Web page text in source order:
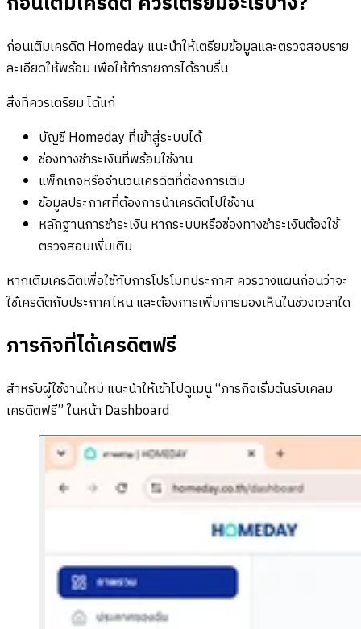
ก่อนเติมเครดิต Homeday แนะนำให้เตรียมข้อมูลและตรวจสอบราย
ละเอียดให้พร้อม เพื่อให้ทำรายการได้ราบรื่น
สิ่งที่ควรเตรียม ได้แก่
บัญชี Homeday ที่เข้าสู่ระบบได้
ช่องทางชำระเงินที่พร้อมใช้งาน
แพ็กเกจหรือจำนวนเครดิตที่ต้องการเติม
ข้อมูลประกาศที่ต้องการนำเครดิตไปใช้งาน
หลักฐานการชำระเงิน หากระบบหรือช่องทางชำระเงินต้องใช้
ตรวจสอบเพิ่มเติม
หากเติมเครดิตเพื่อใช้กับการโปรโมทประกาศ ควรวางแผนก่อนว่าจะ
ใช้เครดิตกับประกาศไหน และต้องการเพิ่มการมองเห็นในช่วงเวลาใด
ภารกิจที่ได้เครดิตฟรี
สำหรับผู้ใช้งานใหม่ แนะนำให้เข้าไปดูเมนู “ภารกิจเริ่มต้นรับเคลม
เครดิตฟรี” ในหน้า Dashboard